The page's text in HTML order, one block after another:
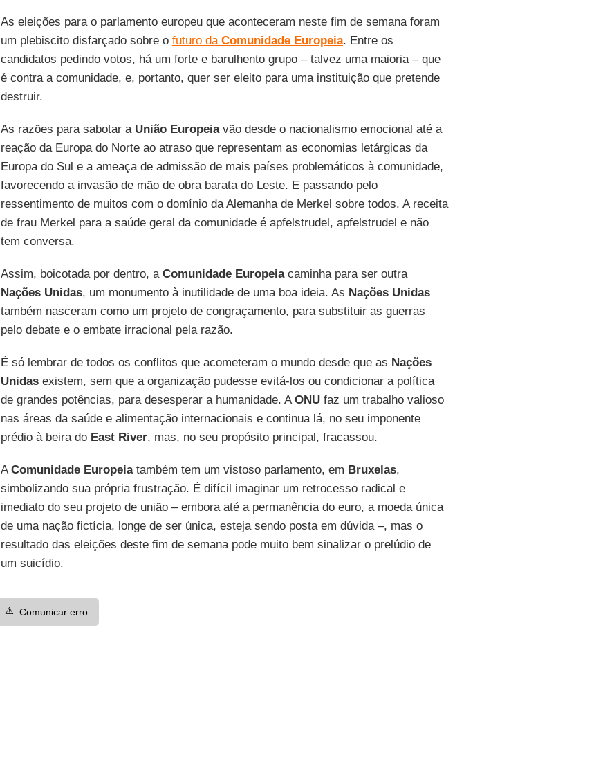
As eleições para o parlamento europeu que aconteceram neste fim de semana foram
um plebiscito disfarçado sobre o futuro da Comunidade Europeia. Entre os
candidatos pedindo votos, há um forte e barulhento grupo – talvez uma maioria – que
é contra a comunidade, e, portanto, quer ser eleito para uma instituição que pretende
destruir.
As razões para sabotar a União Europeia vão desde o nacionalismo emocional até a
reação da Europa do Norte ao atraso que representam as economias letárgicas da
Europa do Sul e a ameaça de admissão de mais países problemáticos à comunidade,
favorecendo a invasão de mão de obra barata do Leste. E passando pelo
ressentimento de muitos com o domínio da Alemanha de Merkel sobre todos. A receita
de frau Merkel para a saúde geral da comunidade é apfelstrudel, apfelstrudel e não
tem conversa.
Assim, boicotada por dentro, aComunidade Europeiacaminha para ser outra
Nações Unidas, um monumento à inutilidade de uma boa ideia. As Nações Unidas
também nasceram como um projeto de congraçamento, para substituir as guerras
pelo debate e o embate irracional pela razão.
É só lembrar de todos os conflitos que acometeram o mundo desde que as Nações
Unidasexistem, sem que a organização pudesse evitá-los ou condicionar a política
de grandes potências, para desesperar a humanidade. AONUfaz um trabalho valioso
nas áreas da saúde e alimentação internacionais e continua lá, no seu imponente
prédio à beira do East River, mas, no seu propósito principal, fracassou.
AComunidade Europeiatambém tem um vistoso parlamento, em Bruxelas,
simbolizando sua própria frustração. É difícil imaginar um retrocesso radical e
imediato do seu projeto de união – embora até a permanência do euro, a moeda única
de uma nação fictícia, longe de ser única, esteja sendo posta em dúvida –, mas o
resultado das eleições deste fim de semana pode muito bem sinalizar o prelúdio de
um suicídio.
⚠️ Comunicar erro